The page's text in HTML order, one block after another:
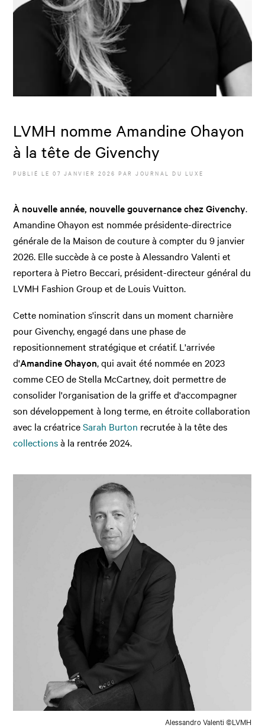
LVMH nomme Amandine Ohayon
à la tête de Givenchy
PUBLIÉ LE07 JANVIER 2026 PAR JOURNAL DU LUXE
À nouvelle année, nouvelle gouvernance chez Givenchy.
Amandine Ohayon est nommée présidente-directrice
générale de la Maison de couture à compter du 9 janvier
2026. Elle succède à ce poste à Alessandro Valenti et
reportera à Pietro Beccari, président-directeur général du
LVMH Fashion Group et de Louis Vuitton.
Cette nomination s'inscrit dans un moment charnière
pour Givenchy, engagé dans une phase de
repositionnement stratégique et créatif. L'arrivée
d'Amandine Ohayon, qui avait été nommée en 2023
comme CEO de Stella McCartney, doit permettre de
consolider l'organisation de la griffe et d'accompagner
son développement à long terme, en étroite collaboration
avec la créatriceSarah Burton recrutée à la tête des
collectionsà la rentrée 2024.
Alessandro Valenti ©LVMH